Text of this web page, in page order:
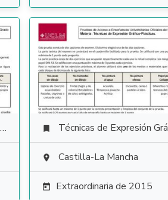
 Técnicas de Expresión Gráfico Plástica
 Castilla-La Mancha
 Extraordinaria de 2015